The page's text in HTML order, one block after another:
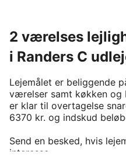
2 værelses
i Randers C
Lejemålet er beliggende
værelser samt køkken og
er klar til overtagelse
6370 kr. og indskud
Send en besked, hvis
interesse.